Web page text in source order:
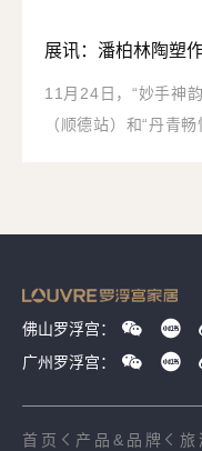
展讯：潘柏林陶塑
11月24日，“妙手神
（顺德站）和“丹青
佛山罗浮宫：
广州罗浮宫：
首页 产品&品牌 旅